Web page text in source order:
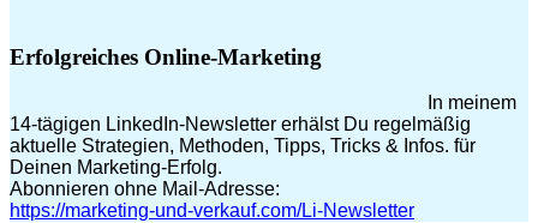
Erfolgreiches Online-Marketing
In meinem
14-tägigen LinkedIn-Newsletter erhälst Du regelmäßig
aktuelle Strategien, Methoden, Tipps, Tricks & Infos. für
Deinen Marketing-Erfolg.
Abonnieren ohne Mail-Adresse:
https://marketing-und-verkauf.com/Li-Newsletter